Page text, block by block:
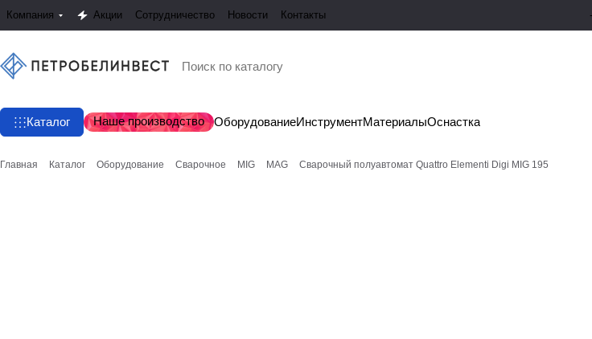
Компания Акции Сотрудничество Новости Контакты
Каталог Наше производство ОборудованиеИнструментМатериалыОснастка
Главная Каталог Оборудование Сварочное MIG MAG Cварочный полуавтомат Quattro Elementi Digi MIG 195